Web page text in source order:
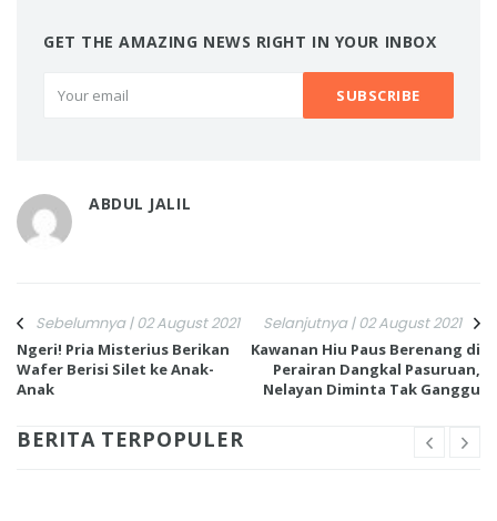
GET THE AMAZING NEWS RIGHT IN YOUR INBOX
ABDUL JALIL
Sebelumnya | 02 August 2021
Ngeri! Pria Misterius Berikan
Wafer Berisi Silet ke Anak-
Anak
Selanjutnya | 02 August 2021
Kawanan Hiu Paus Berenang di
Perairan Dangkal Pasuruan,
Nelayan Diminta Tak Ganggu
BERITA TERPOPULER